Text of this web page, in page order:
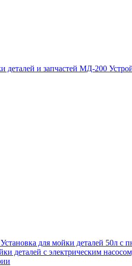
деталей и запчастей МД-200
Установка для мойки деталей 50л с
деталей с электрическим